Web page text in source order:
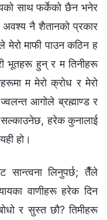
साथ फर्केको छैन भनेर
नै शैतानको प्रकार
माफी पाउन कठिन ह
भूतहरू हुन् र म तिनीहरू
म मेरो क्रोध र मेरो
आगोले ब्रह्माण्ड र
सल्‍काउनेछ, हरेक कुनालाई
हो।
लिनुपर्छ; तैँले
वाणीहरू हरेक दिन
र सुस्त छौ? तिमीहरू